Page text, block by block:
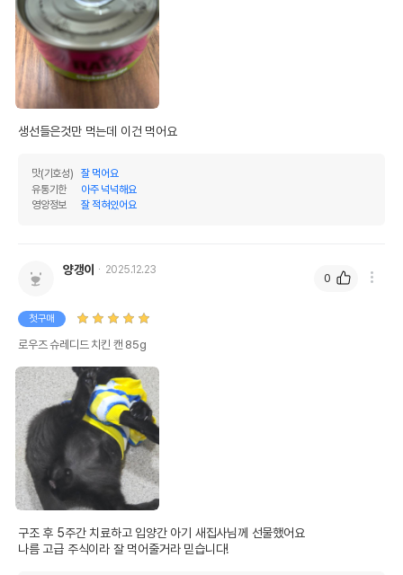
생선들은것만 먹는데 이건 먹어요
맛(기호성)
잘 먹어요
유통기한
아주 넉넉해요
영양정보
잘 적혀있어요
양갱이 2025.12.23
첫구매
로우즈 슈레디드 치킨 캔 85g
구조 후 5주간 치료하고 입양간 아기 새집사님께 선물했어요
나름 고급 주식이라 잘 먹어줄거라 믿습니다!
0